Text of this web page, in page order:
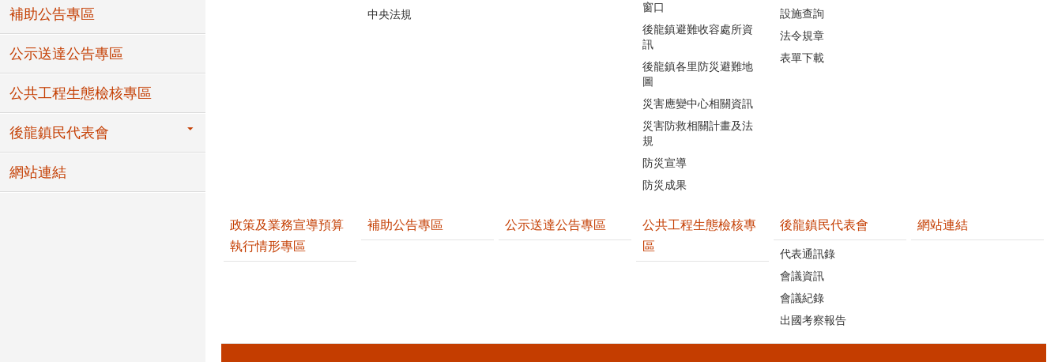
補助公告專區
公示送達公告專區
公共工程生態檢核專區
後龍鎮民代表會
網站連結
中央法規
窗口
後龍鎮避難收容處所資
訊
後龍鎮各里防災避難地
圖
災害應變中心相關資訊
災害防救相關計畫及法
規
防災宣導
防災成果
設施查詢
法令規章
表單下載
政策及業務宣導預算
執行情形專區
補助公告專區 公示送達公告專區
公共工程生態檢核專
區
後龍鎮民代表會
代表通訊錄
會議資訊
會議紀錄
出國考察報告
網站連結